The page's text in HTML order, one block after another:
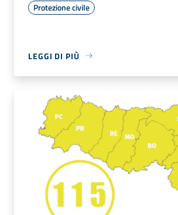
Protezione civile
LEGGI DI PIÙ